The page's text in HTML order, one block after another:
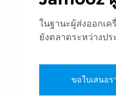
ในฐานะผู้ส่งออกเ
ยังตลาดระหว่างปร
ขอใบเสนอร